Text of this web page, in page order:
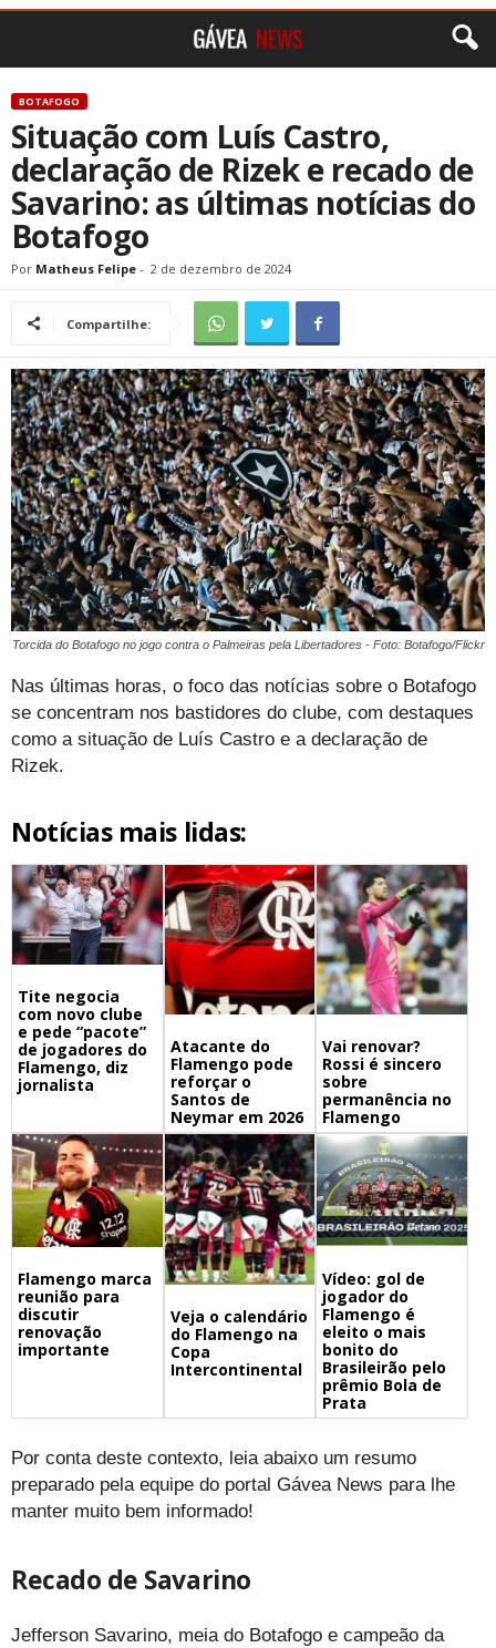
BOTAFOGO
Situação com Luís Castro,
declaração de Rizek e recado de
Savarino: as últimas notícias do
Botafogo
Por Matheus Felipe - 2 de dezembro de 2024
Compartilhe:
Torcida do Botafogo no jogo contra o Palmeiras pela Libertadores - Foto: Botafogo/Flickr
Nas últimas horas, o foco das notícias sobre o Botafogo
se concentram nos bastidores do clube, com destaques
como a situação de Luís Castro e a declaração de
Rizek.
Notícias mais lidas:
Tite negocia
com novo clube
e pede “pacote”
de jogadores do
Flamengo, diz
jornalista
Atacante do
Flamengo pode
reforçar o
Santos de
Neymar em 2026
Vai renovar?
Rossi é sincero
sobre
permanência no
Flamengo
Flamengo marca
reunião para
discutir
renovação
importante
Veja o calendário
do Flamengo na
Copa
Intercontinental
Vídeo: gol de
jogador do
Flamengo é
eleito o mais
bonito do
Brasileirão pelo
prêmio Bola de
Prata
Por conta deste contexto, leia abaixo um resumo
preparado pela equipe do portal Gávea News para lhe
manter muito bem informado!
Recado de Savarino
Jefferson Savarino, meia do Botafogo e campeão da